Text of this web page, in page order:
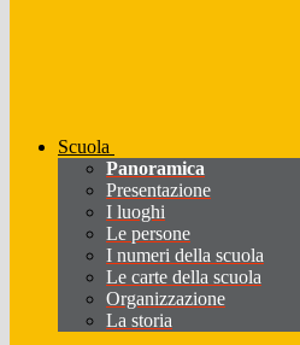
Scuola
Panoramica
Presentazione
I luoghi
Le persone
I numeri della scuola
Le carte della scuola
Organizzazione
La storia